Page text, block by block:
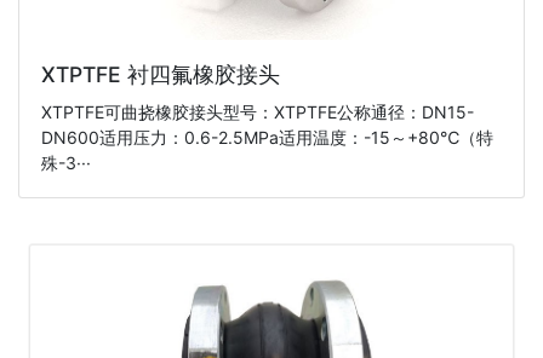
XTPTFE 衬四氟橡胶接头
XTPTFE可曲挠橡胶接头型号：XTPTFE公称通径：DN15-
DN600适用压力：0.6-2.5MPa适用温度：-15～+80℃（特
殊-3···